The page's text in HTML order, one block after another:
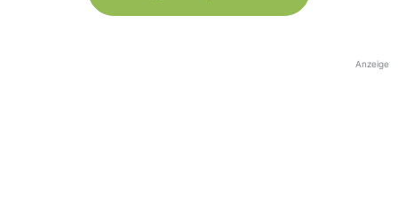
Anzeige